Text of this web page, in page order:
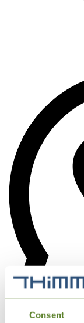
Consent